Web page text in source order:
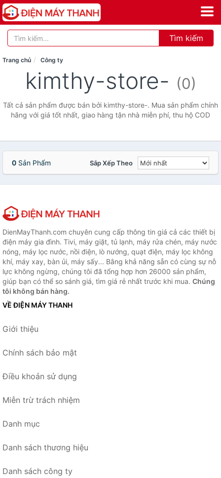
Tìm kiếm
Trang chủ Công ty
kimthy-store- (0)
Tất cả sản phẩm được bán bởi kimthy-store-. Mua sản phẩm chính
hãng với giá tốt nhất, giao hàng tận nhà miễn phí, thu hộ COD
0 Sản Phẩm Sắp Xếp Theo
DienMayThanh.com chuyên cung cấp thông tin giá cả các thiết bị
điện máy gia đình. Tivi, máy giặt, tủ lạnh, máy rửa chén, máy nước
nóng, máy lọc nước, nồi điện, lò nướng, quạt điện, máy lọc không
khí, máy xay, bàn ủi, máy sấy... Bằng khả năng sẵn có cùng sự nỗ
lực không ngừng, chúng tôi đã tổng hợp hơn 26000 sản phẩm,
giúp bạn có thể so sánh giá, tìm giá rẻ nhất trước khi mua. Chúng
tôi không bán hàng.
VỀ ĐIỆN MÁY THANH
Giới thiệu
Chính sách bảo mật
Điều khoản sử dụng
Miễn trừ trách nhiệm
Danh mục
Danh sách thương hiệu
Danh sách công ty